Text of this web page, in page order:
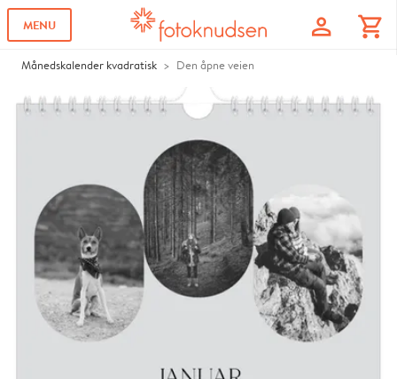
MENU profile shopping_cart
Månedskalender kvadratisk Den åpne veien